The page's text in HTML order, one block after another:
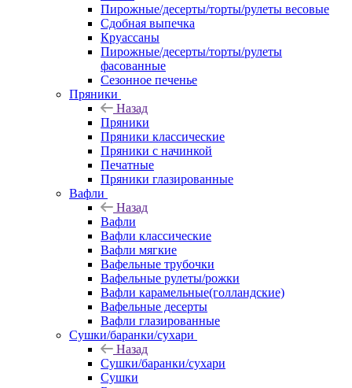
Пирожные/десерты/торты/рулеты весовые
Сдобная выпечка
Круассаны
Пирожные/десерты/торты/рулеты
фасованные
Сезонное печенье
Пряники
Назад
Пряники
Пряники классические
Пряники с начинкой
Печатные
Пряники глазированные
Вафли
Назад
Вафли
Вафли классические
Вафли мягкие
Вафельные трубочки
Вафельные рулеты/рожки
Вафли карамельные(голландские)
Вафельные десерты
Вафли глазированные
Сушки/баранки/сухари
Назад
Сушки/баранки/сухари
Сушки